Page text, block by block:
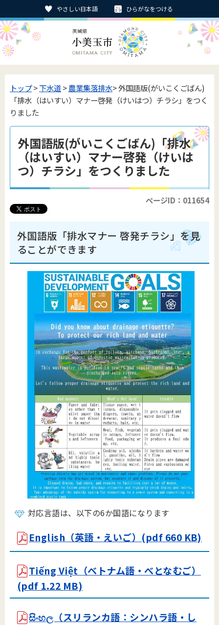
やさしい日本語 ひらがなをつける
トップ>下水道>農業集落排水> 外国語版(がいこくごばん)
「排水（はいすい）マナー啓発（けいはつ）チラシ」をつく
りました
外国語版(がいこくごばん)「排水
（はいすい）マナー啓発（けいは
つ）チラシ」をつくりました
ページID：011654
外国語版「排水マナー 啓発チラシ」を見
ることができます
対応言語は、以下の6か国語になります
English（英語・えいご）(pdf 660 KB)
Tiếng Việt（ベトナム語・べとなむご）
(pdf 1.22 MB)
සිංහල（スリランカ語：シンハラ語・し